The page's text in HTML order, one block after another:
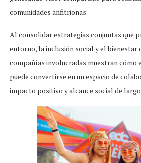
comunidades anfitrionas.
Al consolidar estrategias conjuntas que
entorno, la inclusión social y el bienestar
compañías involucradas muestran cómo
puede convertirse en un espacio de
impacto positivo y alcance social de